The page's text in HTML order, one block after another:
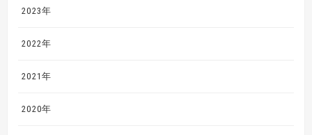
2023年
2022年
2021年
2020年